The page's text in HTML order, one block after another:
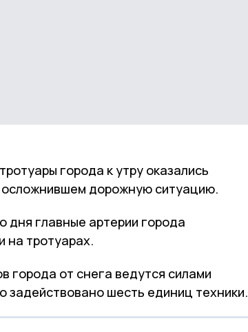
города к утру оказались
осложнившем дорожную ситуацию.
дня главные артерии города
на тротуарах.
города от снега ведутся силами
задействовано шесть единиц техники.